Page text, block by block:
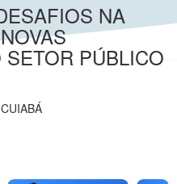
NA
PÚBLICO